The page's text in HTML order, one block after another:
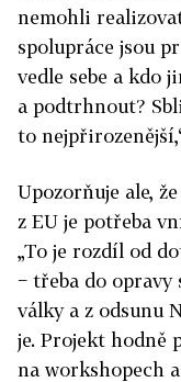
nemohli
spolupráce jsou
vedle sebe a kdo
a podtrhnout?
to
Upozorňuje ale,
z EU je potřeba
„To je rozdíl od
− třeba do opravy
války a z odsunu
je. Projekt hodně
na workshopech